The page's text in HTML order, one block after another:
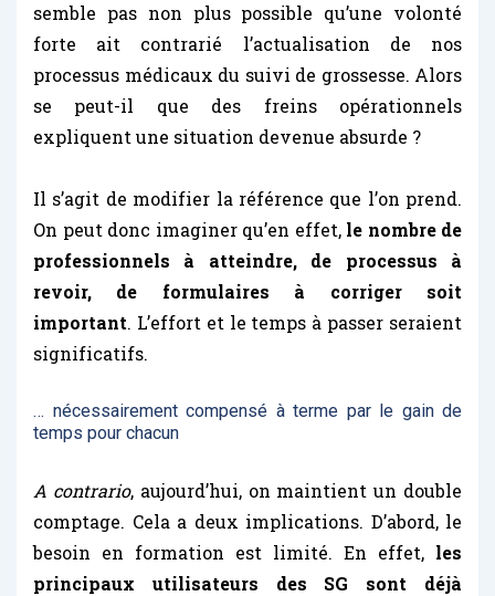
semble pas non plus possible qu’une volonté
forte ait contrarié l’actualisation de nos
processus médicaux du suivi de grossesse. Alors
se peut-il que des freins opérationnels
expliquent une situation devenue absurde ?
Il s’agit de modifier la référence que l’on prend.
On peut donc imaginer qu’en effet, le nombre de
professionnels à atteindre, de processus à
revoir, de formulaires à corriger soit
important. L’effort et le temps à passer seraient
significatifs.
… nécessairement compensé à terme par le gain de
temps pour chacun
A contrario, aujourd’hui, on maintient un double
comptage. Cela a deux implications. D’abord, le
besoin en formation est limité. En effet, les
principaux utilisateurs des SG sont déjà